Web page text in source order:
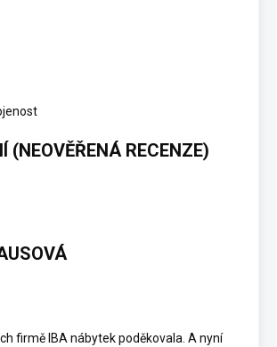
(NEOVĚŘENÁ RECENZE)
firmě IBA nábytek poděkovala. A nyní